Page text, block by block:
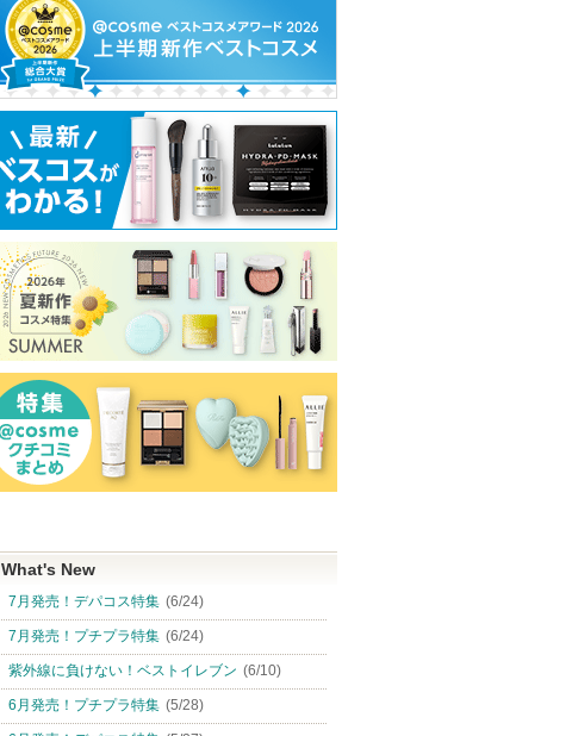
What's New
7月発売！デパコス特集 (6/24)
7月発売！プチプラ特集 (6/24)
紫外線に負けない！ベストイレブン (6/10)
6月発売！プチプラ特集 (5/28)